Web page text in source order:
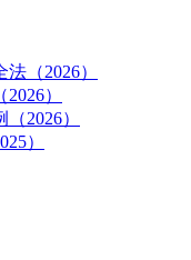
（2026）
）
2026）
）